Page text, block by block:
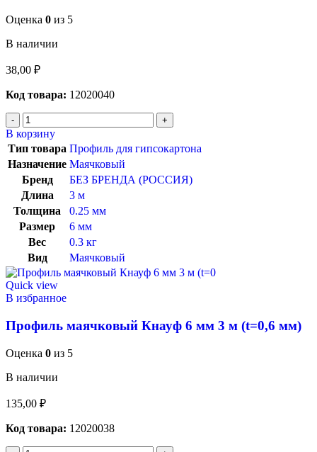
Оценка 0 из 5
В наличии
38,00 ₽
Код товара: 12020040
В корзину
Тип товара Профиль для гипсокартона
Назначение Маячковый
Бренд
БЕЗ БРЕНДА (РОССИЯ)
Длина
3 м
Толщина
0.25 мм
Размер
6 мм
Вес
0.3 кг
Вид
Маячковый
Quick view
В избранное
Профиль маячковый Кнауф 6 мм 3 м (t=0,6 мм)
Оценка 0 из 5
В наличии
135,00 ₽
Код товара: 12020038